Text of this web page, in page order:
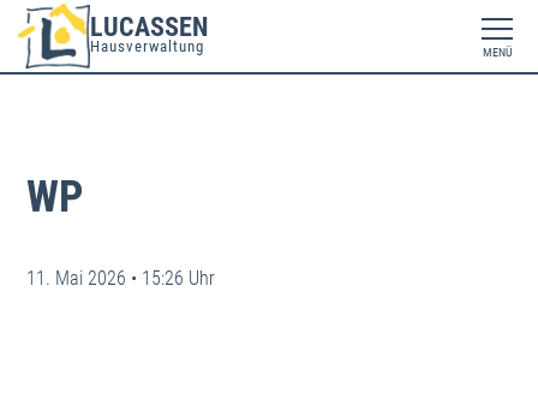
LUCASSEN
Hausverwaltung MENÜ
WP
11. Mai 2026 • 15:26 Uhr